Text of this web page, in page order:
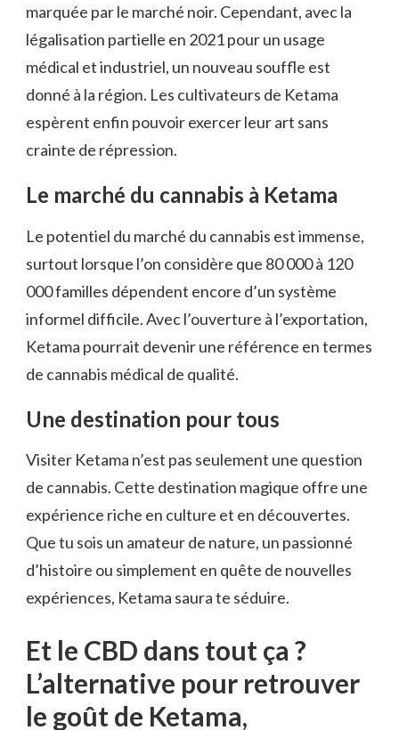
marquée par le marché noir. Cependant, avec la
légalisation partielle en 2021 pour un usage
médical et industriel, un nouveau souffle est
donné à la région. Les cultivateurs de Ketama
espèrent enfin pouvoir exercer leur art sans
crainte de répression.
Le marché du cannabis à Ketama
Le potentiel du marché du cannabis est immense,
surtout lorsque l’on considère que 80 000 à 120
000 familles dépendent encore d’un système
informel difficile. Avec l’ouverture à l’exportation,
Ketama pourrait devenir une référence en termes
de cannabis médical de qualité.
Une destination pour tous
Visiter Ketama n’est pas seulement une question
de cannabis. Cette destination magique offre une
expérience riche en culture et en découvertes.
Que tu sois un amateur de nature, un passionné
d’histoire ou simplement en quête de nouvelles
expériences, Ketama saura te séduire.
Et le CBD dans tout ça ?
L’alternative pour retrouver
le goût de Ketama,